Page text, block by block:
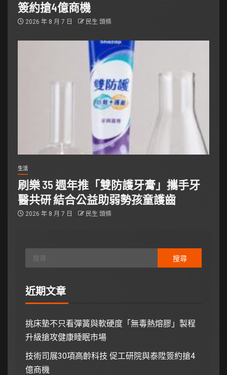
簽約搶4億商機
2026 年 8 月 7 日 民生 頭條
生活
刷樂 35 週年推「雙防護牙膏」攜手牙
醫共研 結合公益助弱勢孩童護齒
2026 年 8 月 7 日 民生 頭條
近期文章
挑床墊不只看彈簧與軟硬度「無毒熱熔膠」製程
升級搶攻健康睡眠市場
技術司展30項高齡科技 促工研院與泰陞簽約搶4
億商機